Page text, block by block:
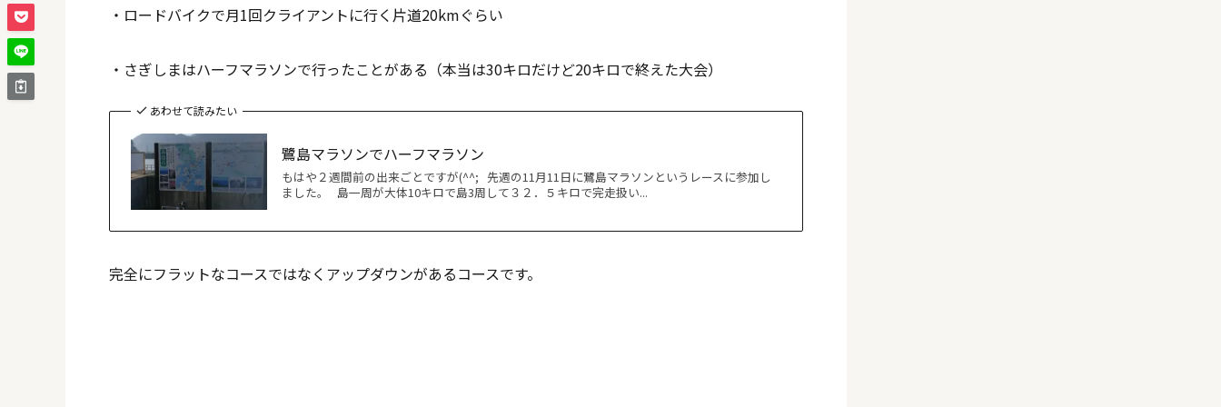
・ロードバイクで月1回クライアントに行く片道20kmぐらい
・さぎしまはハーフマラソンで行ったことがある（本当は30キロだけど20キロで終えた大会）
あわせて読みたい
鷺島マラソンでハーフマラソン
もはや２週間前の出来ごとですが(^^; 先週の11月11日に鷺島マラソンというレースに参加し
ました。 島一周が大体10キロで島3周して３２．５キロで完走扱い...
完全にフラットなコースではなくアップダウンがあるコースです。